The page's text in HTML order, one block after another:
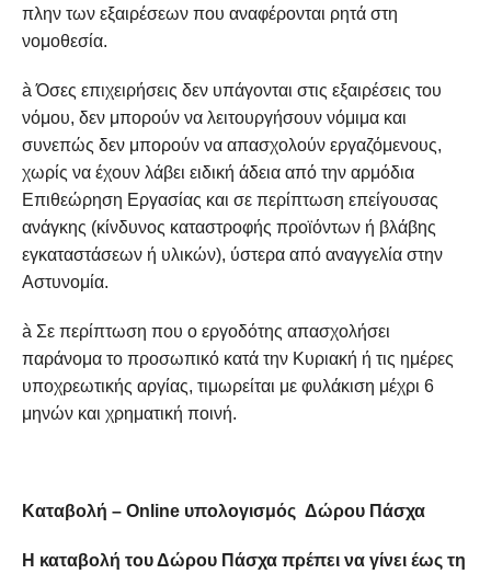
πλην των εξαιρέσεων που αναφέρονται ρητά στη
νομοθεσία.
à Όσες επιχειρήσεις δεν υπάγονται στις εξαιρέσεις του
νόμου, δεν μπορούν να λειτουργήσουν νόμιμα και
συνεπώς δεν μπορούν να απασχολούν εργαζόμενους,
χωρίς να έχουν λάβει ειδική άδεια από την αρμόδια
Επιθεώρηση Εργασίας και σε περίπτωση επείγουσας
ανάγκης (κίνδυνος καταστροφής προϊόντων ή βλάβης
εγκαταστάσεων ή υλικών), ύστερα από αναγγελία στην
Αστυνομία.
à Σε περίπτωση που ο εργοδότης απασχολήσει
παράνομα το προσωπικό κατά την Κυριακή ή τις ημέρες
υποχρεωτικής αργίας, τιμωρείται με φυλάκιση μέχρι 6
μηνών και χρηματική ποινή.
Καταβολή – Online υπολογισμός Δώρου Πάσχα
Η καταβολή του Δώρου Πάσχα πρέπει να γίνει έως τη